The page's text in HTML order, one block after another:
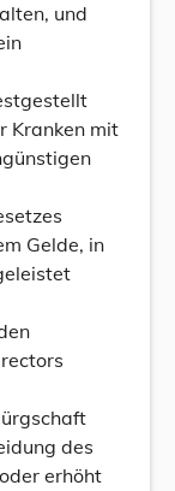
und
Kranken mit
Gelde, in
des
erhöht